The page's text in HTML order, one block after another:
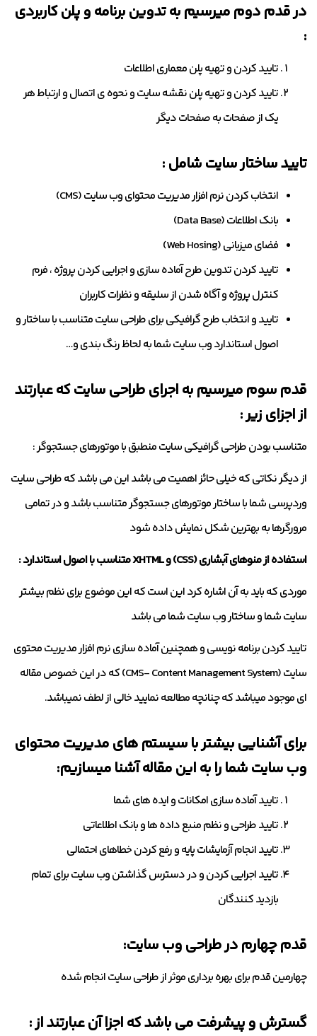
در قدم دوم میرسیم به تدوین برنامه و پلن کاربردی
:
تایید کردن و تهیه پلن معماری اطلاعات
تایید کردن و تهیه پلن نقشه سایت و نحوه ی اتصال و ارتباط هر
یک از صفحات به صفحات دیگر
تایید ساختار سایت شامل :
انتخاب کردن نرم افزار مدیریت محتوای وب سایت (CMS)
بانک اطلاعات (Data Base)
فضای میزبانی (Web Hosing)
تایید کردن تدوین طرح آماده سازی و اجرایی کردن پروژه ، فرم
کنترل پروژه و آگاه شدن از سلیقه و نظرات کاربران
تایید و انتخاب طرح گرافیکی برای طراحی سایت متناسب با ساختار و
اصول استاندارد وب سایت شما به لحاظ رنگ بندی و…
قدم سوم میرسیم به اجرای طراحی سایت که عبارتند
از اجزای زیر :
متناسب بودن طراحی گرافیکی سایت منطبق با موتورهای جستجوگر :
از دیگر نکاتی که خیلی حائز اهمیت می باشد این می باشد که طراحی سایت
وردپرسی شما با ساختار موتورهای جستجوگر متناسب باشد و در تمامی
مرورگرها به بهترین شکل نمایش داده شود
استفاده از منوهای آبشاری (CSS) و XHTML متناسب با اصول استاندارد :
موردی که باید به آن اشاره کرد این است که این موضوع برای نظم بیشتر
سایت شما و ساختار وب سایت شما می باشد
تایید کردن برنامه نویسی و همچنین آماده سازی نرم افزار مدیریت محتوی
سایت (CMS- Content Management System) که در این خصوص مقاله
ای موجود میباشد که چنانچه مطالعه نمایید خالی از لطف نمیباشد.
برای آشنایی بیشتر با سیستم های مدیریت محتوای
وب سایت شما را به این مقاله آشنا میسازیم:
تایید آماده سازی امکانات و ایده های شما
تایید طراحی و نظم منبع داده ها و بانک اطلاعاتی
تایید انجام آزمایشات پایه و رفع کردن خطاهای احتمالی
تایید اجرایی کردن و در دسترس گذاشتن وب سایت برای تمام
بازدید کنندگان
قدم چهارم در طراحی وب سایت:
چهارمین قدم برای بهره برداری موثر از طراحی سایت انجام شده
گسترش و پیشرفت می باشد که اجزا آن عبارتند از :